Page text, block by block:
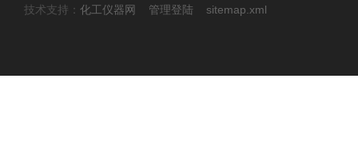
技术支持： 化工仪器网 管理登陆 sitemap.xml